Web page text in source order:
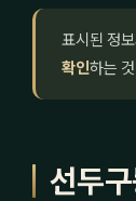
표시된 정
확인하는
선두